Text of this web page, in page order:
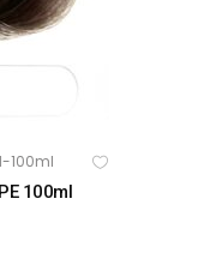
100ml
100ml